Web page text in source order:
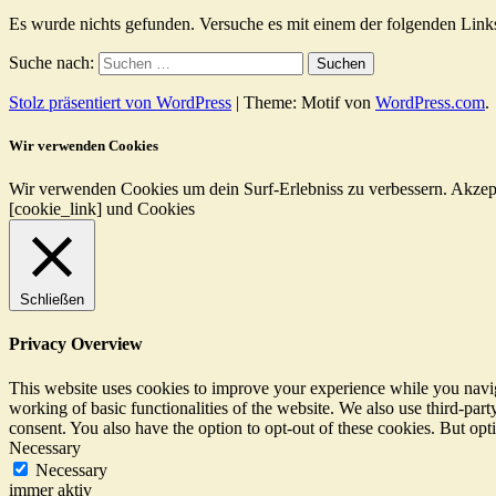
Es wurde nichts gefunden. Versuche es mit einem der folgenden
Suche nach:
Stolz präsentiert von WordPress | Theme: Motif von WordPress.com.
Wir verwenden Cookies
Wir verwenden Cookies um dein Surf-Erlebniss zu verbessern.
[cookie_link] und Cookies
Schließen
Privacy Overview
This website uses cookies to improve your experience while you
working of basic functionalities of the website. We also use third-
consent. You also have the option to opt-out of these cookies. But
Necessary
Necessary
immer aktiv